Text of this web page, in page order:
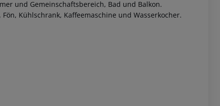
und Gemeinschaftsbereich, Bad und Balkon.
Kühlschrank, Kaffeemaschine und Wasserkocher.